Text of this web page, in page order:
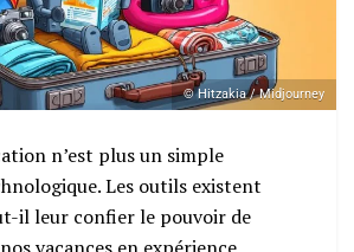
© Hitzakia / Midjourney
n’est plus un simple
Les outils existent
il leur confier le pouvoir de